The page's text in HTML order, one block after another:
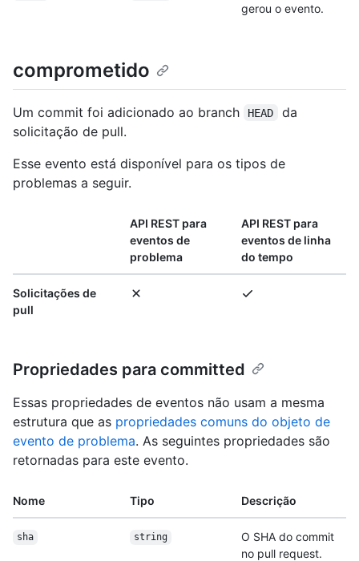
gerou o evento.
comprometido
Um commit foi adicionado ao branch HEAD
da
solicitação de pull.
Esse evento está disponível para os tipos de
problemas a seguir.
API REST para
eventos de
problema
API REST para
eventos de linha
do tempo
Solicitações de
pull
Propriedades para committed
Essas propriedades de eventos não usam a mesma
estrutura que as propriedades comuns do objeto de
evento de problema. As seguintes propriedades são
retornadas para este evento.
Nome Tipo Descrição
sha string
O SHA do commit
no pull request.